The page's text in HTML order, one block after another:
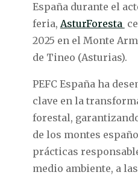
España durante el
feria, AsturForesta
2025 en el Monte
de Tineo (Asturias).
PEFC España ha
clave en la
forestal,
de los montes
prácticas
medio ambiente, a